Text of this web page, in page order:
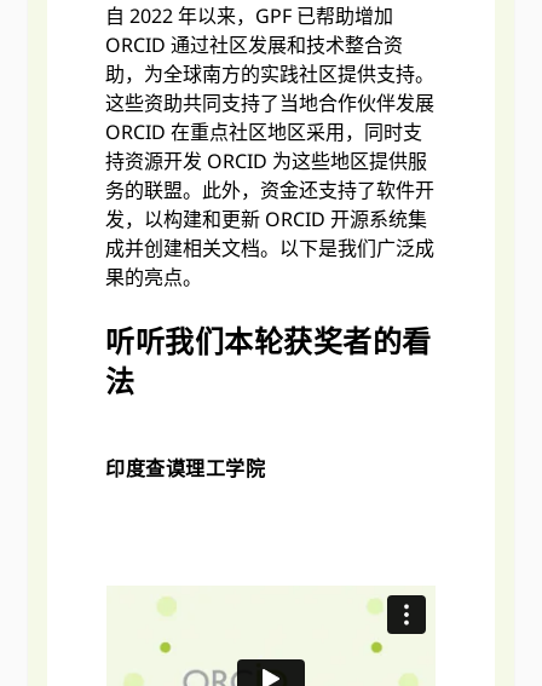
自 2022 年以来，GPF 已帮助增加
ORCID 通过社区发展和技术整合资
助，为全球南方的实践社区提供支持。
这些资助共同支持了当地合作伙伴发展
ORCID 在重点社区地区采用，同时支
持资源开发 ORCID 为这些地区提供服
务的联盟。此外，资金还支持了软件开
发，以构建和更新 ORCID 开源系统集
成并创建相关文档。以下是我们广泛成
果的亮点。
听听我们本轮获奖者的看
法
印度查谟理工学院